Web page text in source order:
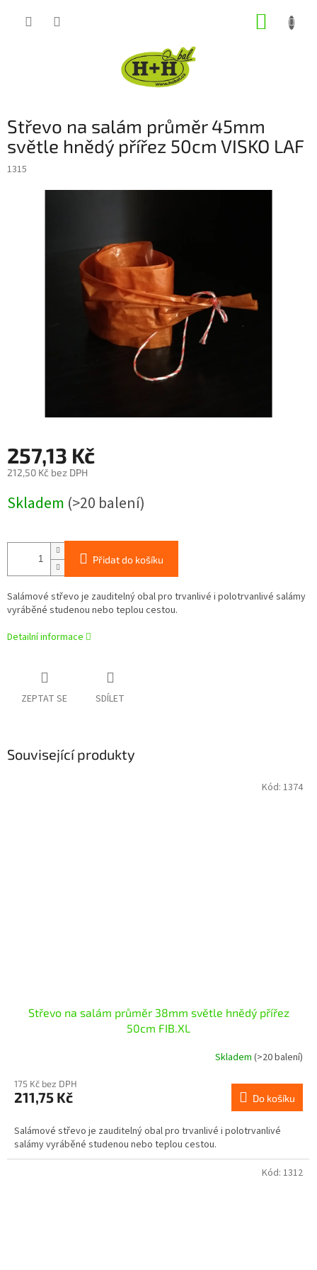
Střevo na salám průměr 45mm
světle hnědý přířez 50cm VISKO LAF
1315
257,13 Kč
212,50 Kč bez DPH
cena:
Skladem (>20 balení)
Přidat do košíku
Salámové střevo je zauditelný obal pro trvanlivé i polotrvanlivé salámy
vyráběné studenou nebo teplou cestou.
Detailní informace
ZEPTAT SE SDÍLET
Související produkty
Střevo na salám průměr 38mm světle hnědý přířez
50cm FIB.XL
Skladem (>20 balení)
175 Kč bez DPH
211,75 Kč Do košíku
Salámové střevo je zauditelný obal pro trvanlivé i polotrvanlivé
salámy vyráběné studenou nebo teplou cestou.
Kód: 1374
Kód: 1312